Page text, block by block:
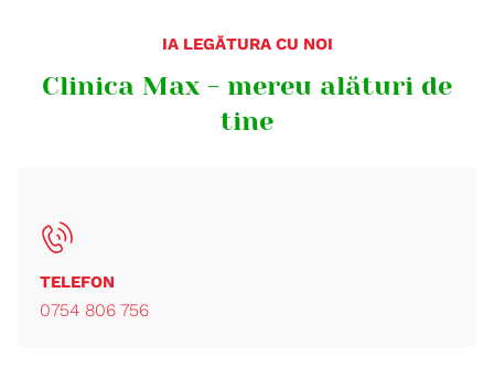
IA LEGĂTURA CU NOI
Clinica Max - mereu alături de
tine
TELEFON
0754 806 756